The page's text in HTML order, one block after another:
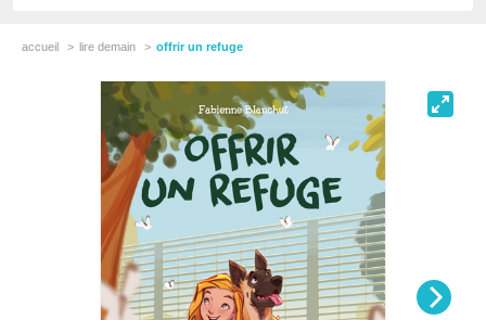
accueil lire demain offrir un refuge